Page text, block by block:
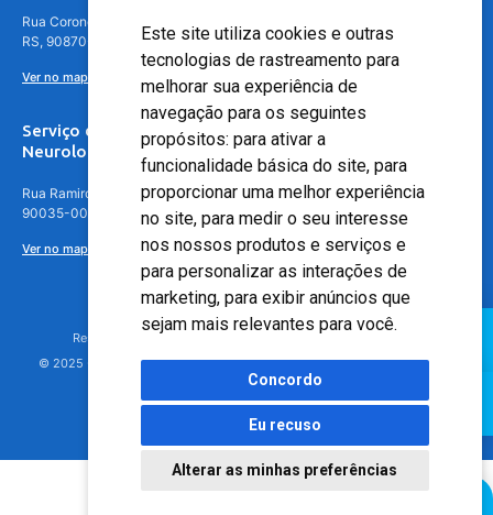
Este site utiliza cookies e outras
tecnologias de rastreamento para
melhorar sua experiência de
navegação para os seguintes
propósitos: para ativar a
funcionalidade básica do site, para
proporcionar uma melhor experiência
no site, para medir o seu interesse
nos nossos produtos e serviços e
para personalizar as interações de
marketing, para exibir anúncios que
sejam mais relevantes para você.
Concordo
Eu recuso
Alterar as minhas preferências
Rua Coronel Aparício Borges, 250 - 3º andar - Teresópolis, Porto Alegre -
RS, 90870-016
Ver no mapa
Serviço de
Neurologia
Rua Ramiro Barcelos, 630 – 5º andar – Floresta, Porto Alegre – RS,
90035-001
Ver no mapa
Responsável Técnico: Dr. Luiz Antonio Nasi - CREMERS 11217
© 2025 - Hospital Moinhos de Vento - Registro Empresa (CRM-RS): 425